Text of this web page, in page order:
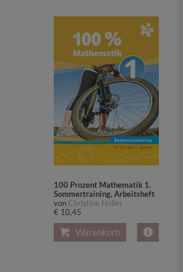
100 Prozent Mathematik 1.
Sommertraining, Arbeitsheft
von Christine Höller
€ 10,45
Warenkorb